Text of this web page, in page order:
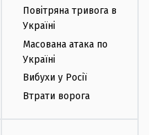
Повітряна тривога в
Україні
Масована атака по
Україні
Вибухи у Росії
Втрати ворога